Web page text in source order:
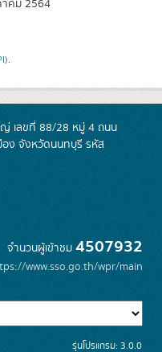
คม 2564
).
เลขที่ 88/28 หมู่ 4 ถนน
ง จังหวัดนนทบุรี รหัส
จำนวนผู้เข้าชม 4507932
www.sso.go.th/wpr/main
รุ่นโปรแกรม: 3.0.0